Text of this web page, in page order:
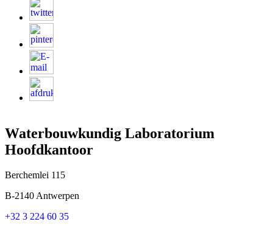
Waterbouwkundig Laboratorium
Hoofdkantoor
Berchemlei 115
B-2140 Antwerpen
+32 3 224 60 35